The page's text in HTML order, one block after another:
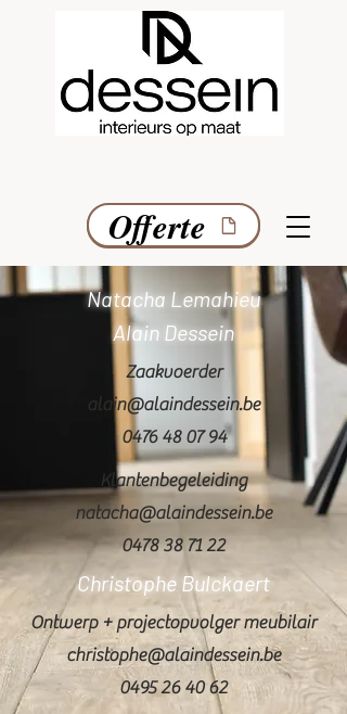
Onze folder
Offerte
Natacha Lemahieu
Alain Dessein
Zaakvoerder
alain@alaindessein.be
0476 48 07 94
Klantenbegeleiding
natacha@alaindessein.be
0478 38 71 22
Christophe Bulckaert
Ontwerp + projectopvolger meubilair
christophe@alaindessein.be
0495 26 40 62